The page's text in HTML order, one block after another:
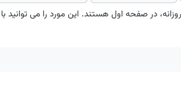
در صفحه اول هستند. این مورد را می